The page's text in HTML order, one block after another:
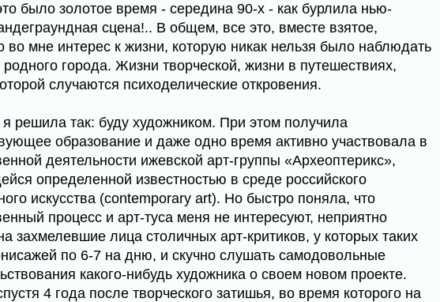
было золотое время - середина 90-х - как бурлила нью-
сцена!.. В общем, все это, вместе взятое,
во мне интерес к жизни, которую никак нельзя было наблюдать
родного города. Жизни творческой, жизни в путешествиях,
случаются психоделические откровения.
решила так: буду художником. При этом получила
образование и даже одно время активно участвовала в
деятельности ижевской арт-группы «Археоптерикс»,
определенной известностью в среде российского
искусства (contemporary art). Но быстро поняла, что
процесс и арт-туса меня не интересуют, неприятно
захмелевшие лица столичных арт-критиков, у которых таких
по 6-7 на дню, и скучно слушать самодовольные
какого-нибудь художника о своем новом проекте.
4 года после творческого затишья, во время которого на